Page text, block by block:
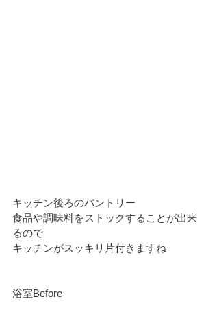
キッチン後ろのパントリー
食品や調味料をストックすることが出来
るので
キッチンがスッキリ片付きますね
浴室Before